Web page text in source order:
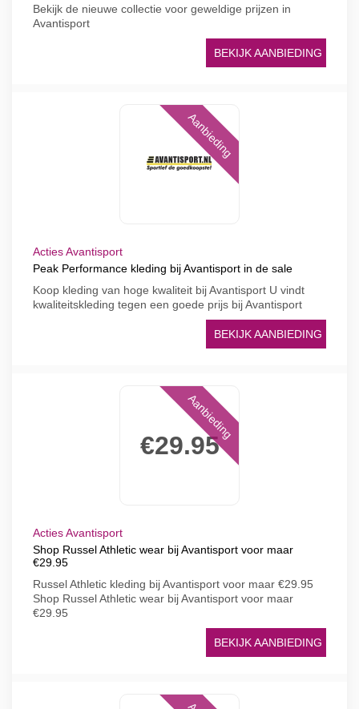
Bekijk de nieuwe collectie voor geweldige prijzen in
Avantisport
BEKIJK AANBIEDING
Aanbieding
Acties Avantisport
Peak Performance kleding bij Avantisport in de sale
Koop kleding van hoge kwaliteit bij Avantisport U vindt
kwaliteitskleding tegen een goede prijs bij Avantisport
BEKIJK AANBIEDING
€29.95
Aanbieding
Acties Avantisport
Shop Russel Athletic wear bij Avantisport voor maar
€29.95
Russel Athletic kleding bij Avantisport voor maar €29.95
Shop Russel Athletic wear bij Avantisport voor maar
€29.95
BEKIJK AANBIEDING